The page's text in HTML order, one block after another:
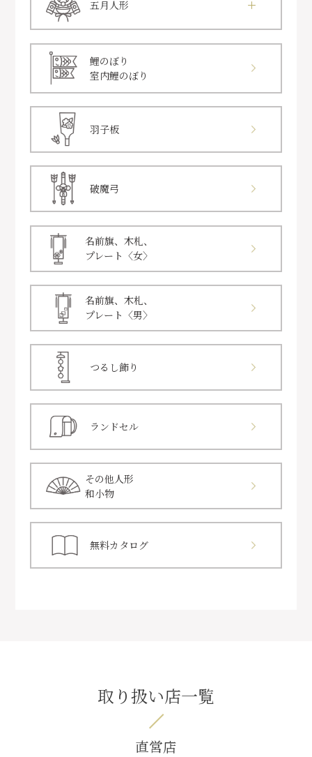
五月人形
鯉のぼり
室内鯉のぼり
羽子板
破魔弓
名前旗、木札、
プレート〈女〉
名前旗、木札、
プレート〈男〉
つるし飾り
ランドセル
その他人形
和小物
無料カタログ
取り扱い店一覧
直営店